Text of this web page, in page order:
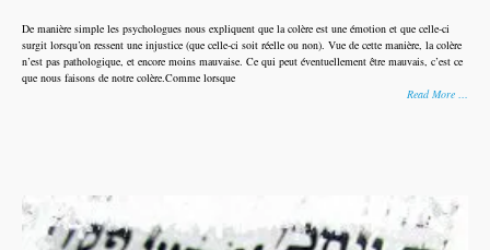
De manière simple les psychologues nous expliquent que la colère est une émotion et que celle-ci
surgit lorsqu’on ressent une injustice (que celle-ci soit réelle ou non). Vue de cette manière, la colère
n’est pas pathologique, et encore moins mauvaise. Ce qui peut éventuellement être mauvais, c’est ce
que nous faisons de notre colère.Comme lorsque
Read More …